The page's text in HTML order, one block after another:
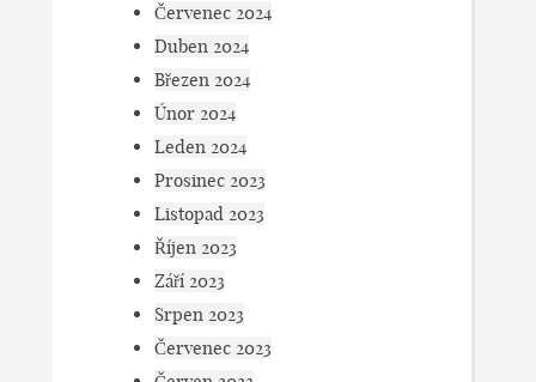
Červenec 2024
Duben 2024
Březen 2024
Únor 2024
Leden 2024
Prosinec 2023
Listopad 2023
Říjen 2023
Září 2023
Srpen 2023
Červenec 2023